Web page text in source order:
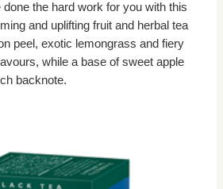
the hard work for you with this
and uplifting fruit and herbal tea
peel, exotic lemongrass and fiery
while a base of sweet apple
backnote.